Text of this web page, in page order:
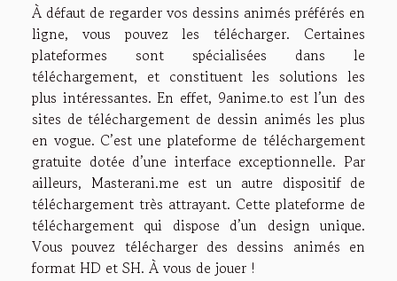
À défaut de regarder vos dessins animés préférés en
ligne, vous pouvez les télécharger. Certaines
plateformes sont spécialisées dans le
téléchargement, et constituent les solutions les
plus intéressantes. En effet, 9anime.to est l’un des
sites de téléchargement de dessin animés les plus
en vogue. C’est une plateforme de téléchargement
gratuite dotée d’une interface exceptionnelle. Par
ailleurs, Masterani.me est un autre dispositif de
téléchargement très attrayant. Cette plateforme de
téléchargement qui dispose d’un design unique.
Vous pouvez télécharger des dessins animés en
format HD et SH. À vous de jouer !